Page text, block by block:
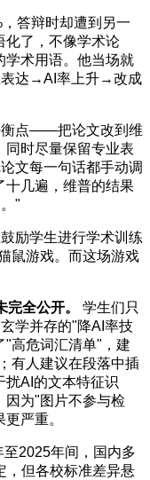
答辩时却遭到另一
了，不像学术论
学术用语。他当场就
表达→AI率上升→改成
衡点——把论文改到维
同时尽量保留专业表
文每一句话都手动调
十几遍，维普的结果
"
励学生进行学术训练
鼠游戏。而这场游戏
全公开。
学生们只
学并存的"降AI率技
"高危词汇清单"，建
有人建议在段落中插
扰AI的文本特征识
因为"图片不参与检
严重。
2025年间，国内多
，但各校标准差异悬